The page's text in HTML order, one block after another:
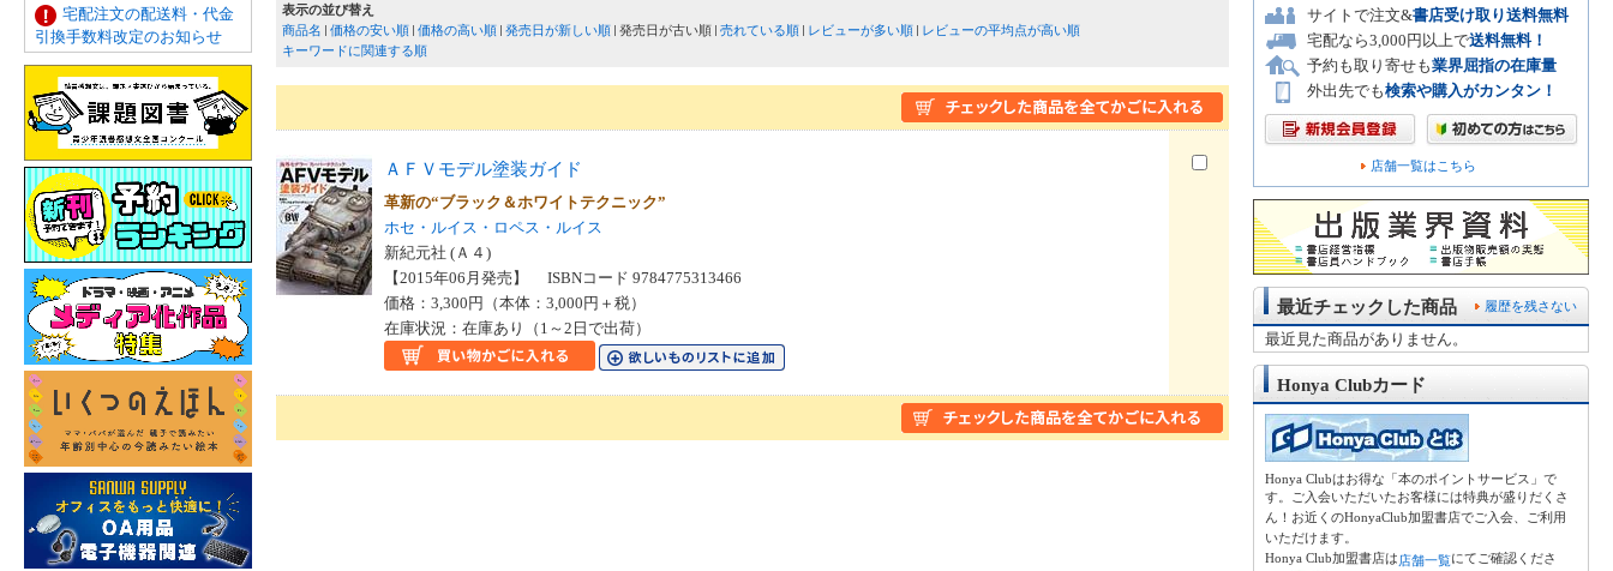
宅配注文の配送料・代金
引換手数料改定のお知らせ
表示の並び替え
商品名
価格の安い順 価格の高い順 発売日が新しい順 発売日が古い順 売れている順 レビューが多い順
レビューの平均点が高い順
キーワードに関連する順
ＡＦＶモデル塗装ガイド
革新の“ブラック＆ホワイトテクニック”
ホセ・ルイス・ロペス・ルイス
新紀元社 (Ａ４)
【2015年06月発売】 ISBNコード 9784775313466
価格：3,300円（本体：3,000円＋税）
在庫状況：在庫あり（1～2日で出荷）
サイトで注文&書店受け取り送料無料
宅配なら3,000円以上で送料無料！
予約も取り寄せも業界屈指の在庫量
外出先でも検索や購入がカンタン！
店舗一覧はこちら
履歴を残さない
最近チェックした商品
最近見た商品がありません。
Honya Clubカード
Honya Clubはお得な「本のポイントサービス」で
す。ご入会いただいたお客様には特典が盛りだくさ
ん！お近くのHonyaClub加盟書店でご入会、ご利用
いただけます。
Honya Club加盟書店は店舗一覧にてご確認くださ